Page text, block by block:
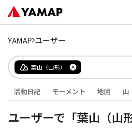
YAMAP ユーザー
葉山（山形）
活動日記 モーメント 地図 山
ユーザーで「葉山（山